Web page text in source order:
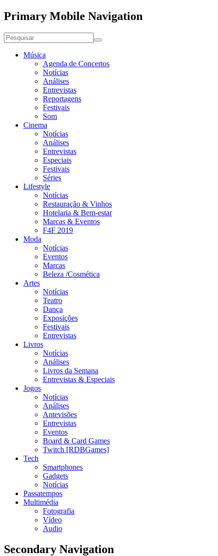
Primary Mobile Navigation
Música
Agenda de Concertos
Notícias
Análises
Entrevistas
Reportagens
Festivais
Som
Cinema
Notícias
Análises
Entrevistas
Especiais
Festivais
Séries
Lifestyle
Notícias
Restauração & Vinhos
Hotelaria & Bem-estar
Marcas & Eventos
F4F 2019
Moda
Notícias
Eventos
Marcas
Beleza /Cosmética
Artes
Notícias
Teatro
Dança
Exposições
Festivais
Entrevistas
Livros
Notícias
Análises
Livros da Semana
Entrevistas & Especiais
Jogos
Notícias
Análises
Antevisões
Entrevistas
Eventos
Board & Card Games
Twitch [RDBGames]
Tech
Smartphones
Gadgets
Notícias
Passatempos
Multimédia
Fotografia
Vídeo
Audio
Secondary Navigation